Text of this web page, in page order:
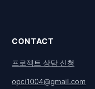
CONTACT
프로젝트 상담 신청
opci1004@gmail.com